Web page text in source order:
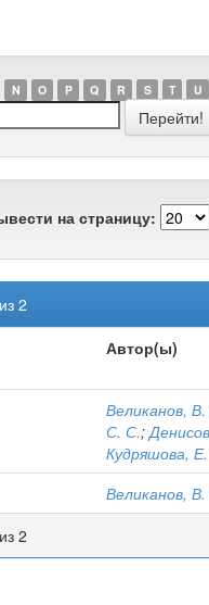
N O P Q R S T U
на страницу:
2
Автор(ы)
Великанов,
С. С.;
Кудряшова,
Великанов,
2